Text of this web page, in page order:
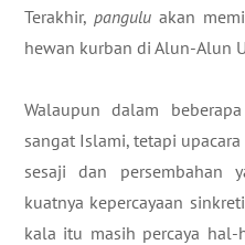
Terakhir, pangulu akan
hewan kurban di Alun-Alun
Walaupun dalam
sangat Islami, tetapi
sesaji dan persembahan
kuatnya kepercayaan
kala itu masih percaya hal-